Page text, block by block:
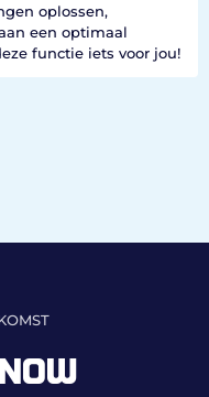
oplossen,
een optimaal
functie iets voor jou!